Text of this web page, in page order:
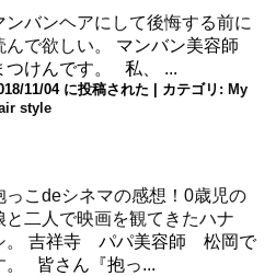
ンバンヘアにして後悔する前に
んで欲しい。
マンバン美容師
つけんです。 私、 ...
11/04 に投稿された カテゴリ: My
style
っこdeシネマの感想！0歳児の
と二人で映画を観てきたハナ
。
吉祥寺 パパ美容師 松岡で
。 皆さん『抱っ...